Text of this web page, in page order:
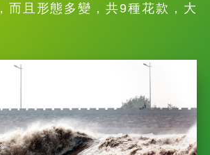
而且形態多變，共9種花款，大